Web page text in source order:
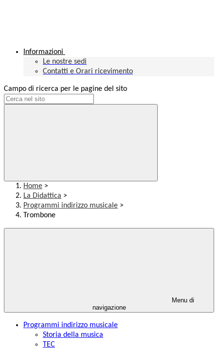
Informazioni
Le nostre sedi
Contatti e Orari ricevimento
Campo di ricerca per le pagine del sito
Home >
La Didattica >
Programmi indirizzo musicale >
Trombone
Menu di
navigazione
Programmi indirizzo musicale
Storia della musica
TEC